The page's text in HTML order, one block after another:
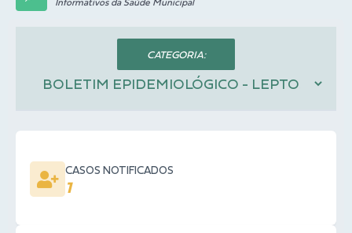
Informativos da Saúde Municipal
CATEGORIA:
CASOS NOTIFICADOS
1